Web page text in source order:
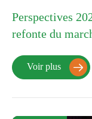
Perspectives
refonte du
Voir plus 